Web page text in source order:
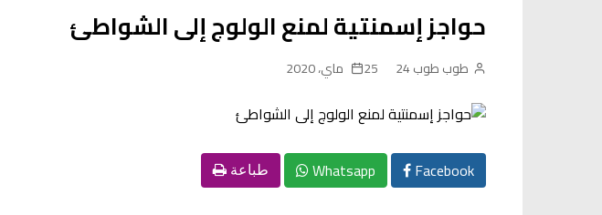
حواجز إسمنتية لمنع الولوج إلى الشواطئ
طوب طوب 24 25 ماي، 2020
Facebook
Whatsapp طباعة